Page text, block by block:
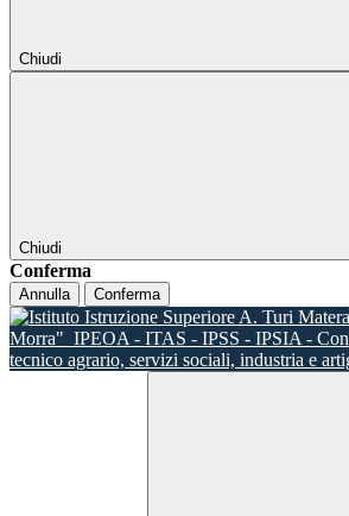
Chiudi
Chiudi
Conferma
Annulla Conferma
Morra" IPEOA - ITAS - IPSS - IPSIA -
tecnico agrario, servizi sociali, industria e